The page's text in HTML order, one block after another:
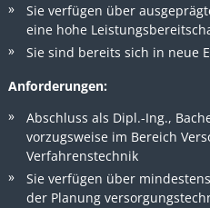
Sie verfügen über
eine hohe
Sie sind bereits sich in neue
Anforderungen:
Abschluss als Dipl.-Ing.,
vorzugsweise im Bereich
Verfahrenstechnik
Sie verfügen über
der Planung